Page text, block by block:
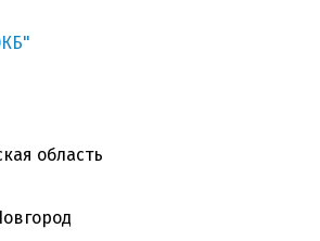
область